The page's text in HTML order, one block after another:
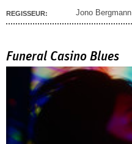
REGISSEUR: Jono Bergmann
Funeral Casino Blues